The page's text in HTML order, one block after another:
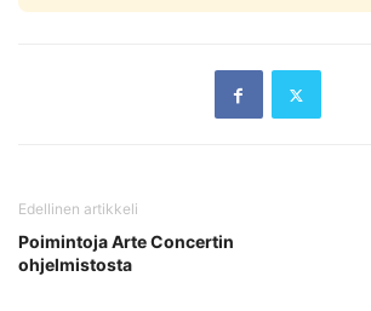
Edellinen artikkeli
Poimintoja Arte Concertin
ohjelmistosta